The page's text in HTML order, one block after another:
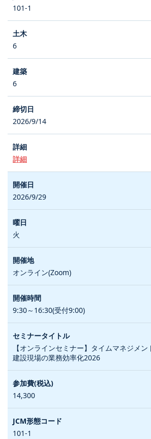
101-1
6
6
2026/9/14
詳細
2026/9/29
火
オンライン(Zoom)
9:30～16:30(受付9:00)
【オンラインセミナー】タイムマネジメン
建設現場の業務効率化2026
14,300
101-1